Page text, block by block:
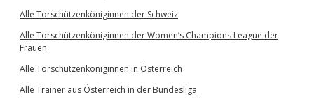
Alle Torschützenköniginnen der Schweiz
Alle Torschützenköniginnen der Women’s Champions League der
Frauen
Alle Torschützenköniginnen in Österreich
Alle Trainer aus Österreich in der Bundesliga